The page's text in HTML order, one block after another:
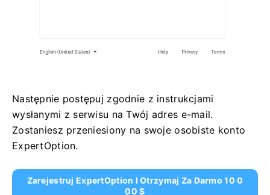
Następnie postępuj zgodnie z instrukcjami
wysłanymi z serwisu na Twój adres e-mail.
Zostaniesz przeniesiony na swoje osobiste konto
ExpertOption.
Zarejestruj ExpertOption I Otrzymaj Za Darmo 10 0
00 $